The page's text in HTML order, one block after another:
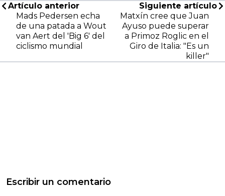
Artículo anterior
Mads Pedersen echa
de una patada a Wout
van Aert del 'Big 6' del
ciclismo mundial
Siguiente artículo
Matxín cree que Juan
Ayuso puede superar
a Primoz Roglic en el
Giro de Italia: "Es un
killer"
Escribir un comentario